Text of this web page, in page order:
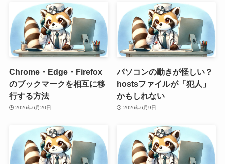
Chrome・Edge・Firefox
のブックマークを相互に移
行する方法
2026年6月20日
パソコンの動きが怪しい？
hostsファイルが「犯人」
かもしれない
2026年6月9日